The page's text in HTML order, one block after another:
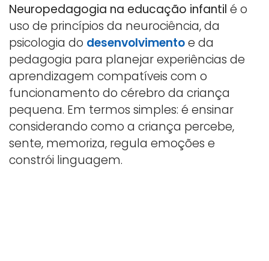
Neuropedagogia na educação infantil é o
uso de princípios da neurociência, da
psicologia do desenvolvimentoe da
pedagogia para planejar experiências de
aprendizagem compatíveis com o
funcionamento do cérebro da criança
pequena. Em termos simples: é ensinar
considerando como a criança percebe,
sente, memoriza, regula emoções e
constrói linguagem.